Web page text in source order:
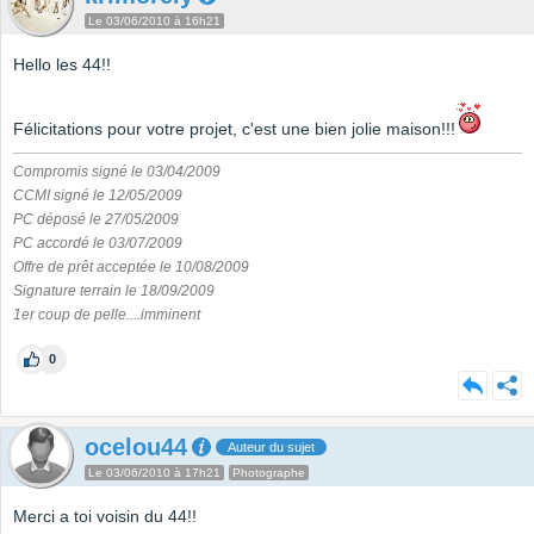
Le 03/06/2010 à 16h21
Hello les 44!!
Félicitations pour votre projet, c'est une bien jolie maison!!!
Compromis signé le 03/04/2009
CCMI signé le 12/05/2009
PC déposé le 27/05/2009
PC accordé le 03/07/2009
Offre de prêt acceptée le 10/08/2009
Signature terrain le 18/09/2009
1er coup de pelle....imminent
0
ocelou44 Auteur du sujet
Le 03/06/2010 à 17h21 Photographe
Merci a toi voisin du 44!!